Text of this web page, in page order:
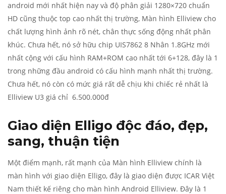
android mới nhất hiện nay và độ phân giải 1280×720 chuẩn
HD cũng thuộc top cao nhất thị trường, Màn hình Elliview cho
chất lượng hình ảnh rõ nét, chân thực sống động nhất phân
khúc. Chưa hết, nó sở hữu chip UIS7862 8 Nhân 1.8GHz mới
nhất cộng với cấu hình RAM+ROM cao nhất tới 6+128, đây là 1
trong những đầu android có cấu hình mạnh nhất thị trường.
Chưa hết, nó còn có mức giá rất dễ chịu khi chiếc rẻ nhất là
Elliview U3 giá chỉ 6.500.000đ
Giao diện Elligo độc đáo, đẹp,
sang, thuận tiện
Một điểm mạnh, rất mạnh của Màn hình Elliview chính là
màn hình với giao diện Elligo, đây là giao diện được ICAR Việt
Nam thiết kế riêng cho màn hình Android Elliview. Đây là 1